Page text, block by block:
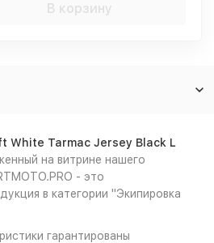
В корзину
White Tarmac Jersey Black L
на витрине нашего
- это
в категории "Экипировка
гарантированы